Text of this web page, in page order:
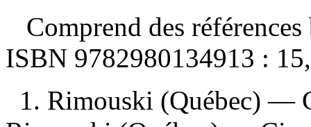
Comprend des
ISBN 9782980134913 :
1. Rimouski (Québec) —